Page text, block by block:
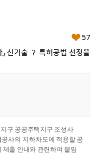
신기술 ？ 특허공법 선정을
57
지구 공공주택지구 조성사
사의 지하차도에 적용할 공
제출 안내와 관련하여 붙임